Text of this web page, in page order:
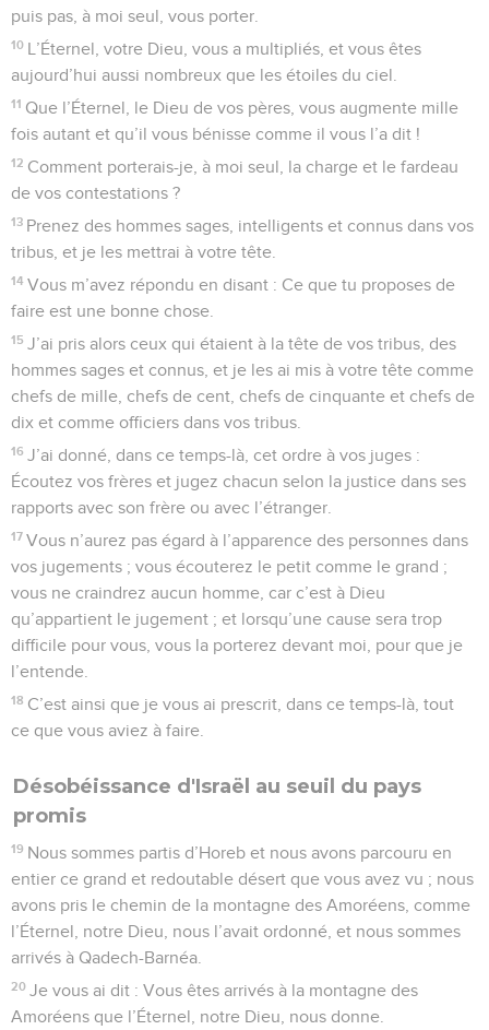
puis pas, à moi seul, vous porter.
10 L’Éternel, votre Dieu, vous a multipliés, et vous êtes
aujourd’hui aussi nombreux que les étoiles du ciel.
11 Que l’Éternel, le Dieu de vos pères, vous augmente mille
fois autant et qu’il vous bénisse comme il vous l’a dit !
12 Comment porterais-je, à moi seul, la charge et le fardeau
de vos contestations ?
13 Prenez des hommes sages, intelligents et connus dans vos
tribus, et je les mettrai à votre tête.
14 Vous m’avez répondu en disant : Ce que tu proposes de
faire est une bonne chose.
15 J’ai pris alors ceux qui étaient à la tête de vos tribus, des
hommes sages et connus, et je les ai mis à votre tête comme
chefs de mille, chefs de cent, chefs de cinquante et chefs de
dix et comme officiers dans vos tribus.
16 J’ai donné, dans ce temps-là, cet ordre à vos juges :
Écoutez vos frères et jugez chacun selon la justice dans ses
rapports avec son frère ou avec l’étranger.
17 Vous n’aurez pas égard à l’apparence des personnes dans
vos jugements ; vous écouterez le petit comme le grand ;
vous ne craindrez aucun homme, car c’est à Dieu
qu’appartient le jugement ; et lorsqu’une cause sera trop
difficile pour vous, vous la porterez devant moi, pour que je
l’entende.
18 C’est ainsi que je vous ai prescrit, dans ce temps-là, tout
ce que vous aviez à faire.
Désobéissance d'Israël au seuil du pays
promis
19 Nous sommes partis d’Horeb et nous avons parcouru en
entier ce grand et redoutable désert que vous avez vu ; nous
avons pris le chemin de la montagne des Amoréens, comme
l’Éternel, notre Dieu, nous l’avait ordonné, et nous sommes
arrivés à Qadech-Barnéa.
20 Je vous ai dit : Vous êtes arrivés à la montagne des
Amoréens que l’Éternel, notre Dieu, nous donne.